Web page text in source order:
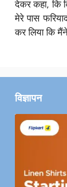
देकर कहा, कि
मेरे पास
कर लिया कि
विज्ञापन